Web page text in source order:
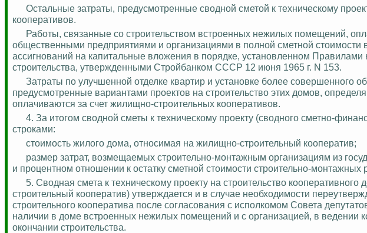
Остальные затраты, предусмотренные сводной сметой к техническому
кооперативов.
Работы, связанные со строительством встроенных нежилых помещений,
общественными предприятиями и организациями в полной сметной стоимости
ассигнований на капитальные вложения в порядке, установленном
строительства, утвержденными Стройбанком СССР 12 июня 1965 г. N 153.
Затраты по улучшенной отделке квартир и установке более совершенного
предусмотренные вариантами проектов на строительство этих домов,
оплачиваются за счет жилищно-строительных кооперативов.
4. За итогом сводной сметы к техническому проекту (сводного сметно-
строками:
стоимость жилого дома, относимая на жилищно-строительный кооператив;
размер затрат, возмещаемых строительно-монтажным организациям из
и процентном отношении к остатку сметной стоимости строительно-монтажных
5. Сводная смета к техническому проекту на строительство
строительный кооператив) утверждается и в случае необходимости
строительного кооператива после согласования с исполкомом Совета
наличии в доме встроенных нежилых помещений и с организацией, в ведении
окончании строительства.